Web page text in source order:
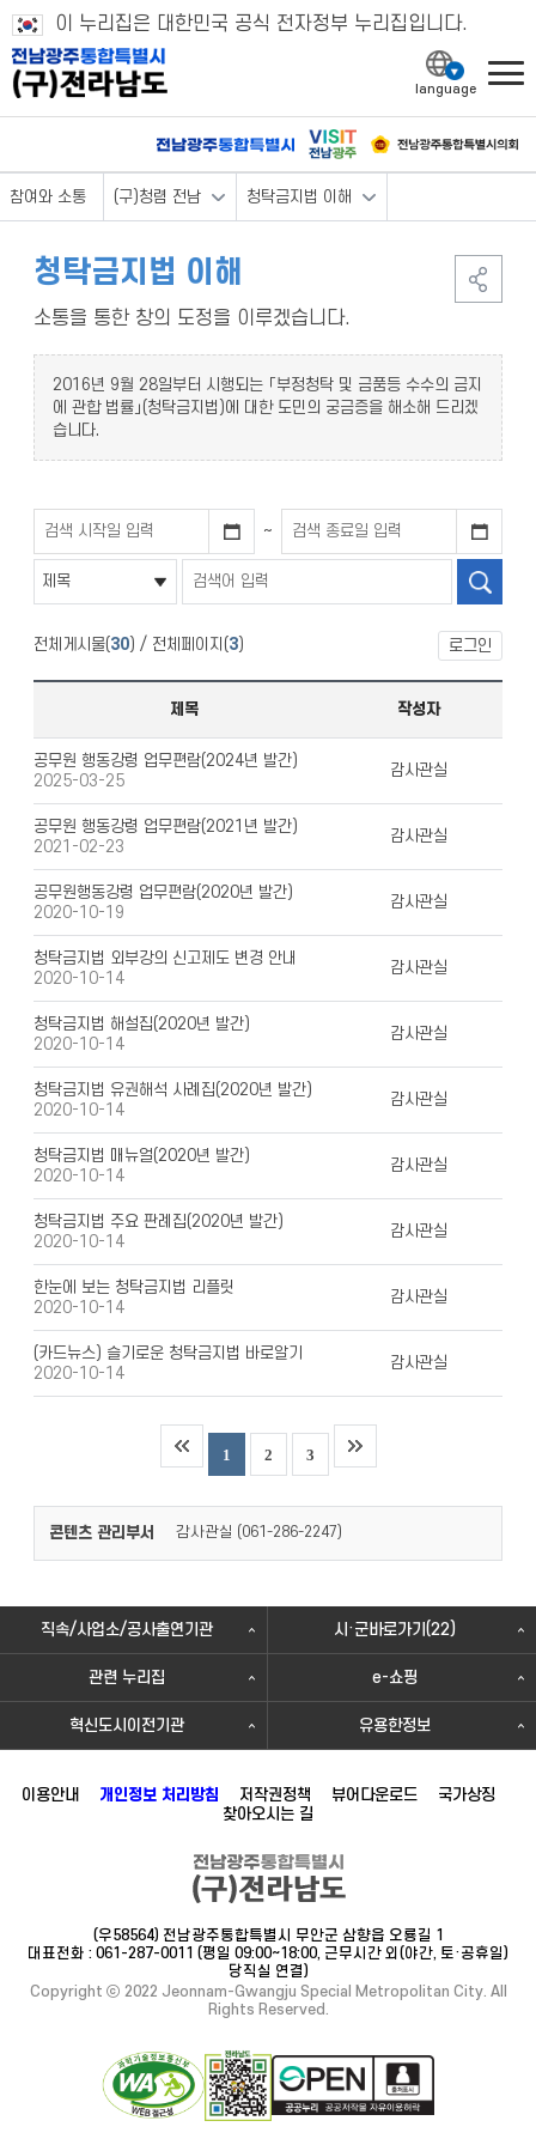
이 누리집은 대한민국 공식 전자정부 누리집입니다.
참여와 소통 (구)청렴 전남 청탁금지법 이해
청탁금지법 이해
소통을 통한 창의 도정을 이루겠습니다.
2016년 9월 28일부터 시행되는 「부정청탁 및 금품등 수수의 금지
에 관합 법률」(청탁금지법)에 대한 도민의 궁금증을 해소해 드리겠
습니다.
~
전체게시물(30) / 전체페이지(3) 로그인
제목 작성자
공무원 행동강령 업무편람(2024년 발간)
2025-03-25
감사관실
공무원 행동강령 업무편람(2021년 발간)
2021-02-23
감사관실
공무원행동강령 업무편람(2020년 발간)
2020-10-19
감사관실
청탁금지법 외부강의 신고제도 변경 안내
2020-10-14
감사관실
청탁금지법 해설집(2020년 발간)
2020-10-14
감사관실
청탁금지법 유권해석 사례집(2020년 발간)
2020-10-14
감사관실
청탁금지법 매뉴얼(2020년 발간)
2020-10-14
감사관실
청탁금지법 주요 판례집(2020년 발간)
2020-10-14
감사관실
한눈에 보는 청탁금지법 리플릿
2020-10-14
감사관실
(카드뉴스) 슬기로운 청탁금지법 바로알기
2020-10-14
감사관실
1 2 3
콘텐츠 관리부서 감사관실 (061-286-2247)
직속/사업소/공사출연기관 시·군바로가기(22)
관련 누리집 e-쇼핑
혁신도시이전기관 유용한정보
이용안내 개인정보 처리방침 저작권정책 뷰어다운로드
국가상징
찾아오시는 길
(우58564) 전남광주통합특별시 무안군 삼향읍 오룡길 1
대표전화 : 061-287-0011 (평일 09:00~18:00, 근무시간 외(야간, 토·공휴일)
당직실 연결)
Copyright ⓒ 2022 Jeonnam-Gwangju Special Metropolitan City. All
Rights Reserved.